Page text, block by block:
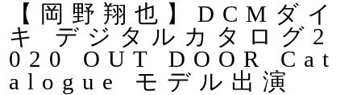
【岡野翔也】DCMダイ
キ デジタルカタログ2
020 OUT DOOR Cat
alogue モデル出演